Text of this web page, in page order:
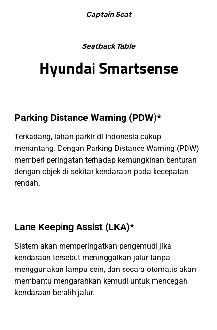
Captain Seat
Seatback Table
Hyundai Smartsense
Parking Distance Warning (PDW)*
Terkadang, lahan parkir di Indonesia cukup
menantang. Dengan Parking Distance Warning (PDW)
memberi peringatan terhadap kemungkinan benturan
dengan objek di sekitar kendaraan pada kecepatan
rendah.
Lane Keeping Assist (LKA)*
Sistem akan memperingatkan pengemudi jika
kendaraan tersebut meninggalkan jalur tanpa
menggunakan lampu sein, dan secara otomatis akan
membantu mengarahkan kemudi untuk mencegah
kendaraan beralih jalur.